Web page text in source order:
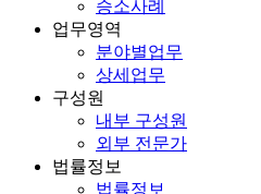
승소사례
업무영역
분야별업무
상세업무
구성원
내부 구성원
외부 전문가
법률정보
법률정보